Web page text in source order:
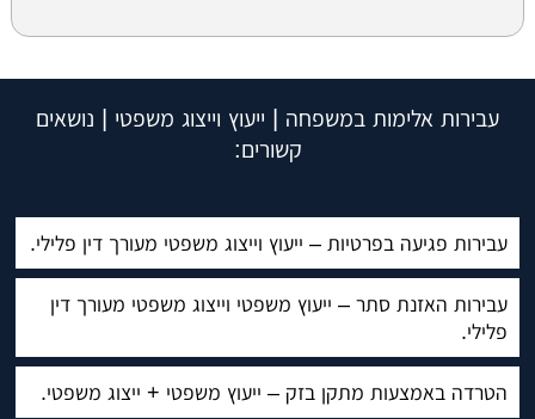
עבירות אלימות במשפחה | ייעוץ וייצוג משפטי | נושאים
קשורים:
עבירות פגיעה בפרטיות – ייעוץ וייצוג משפטי מעורך דין פלילי.
עבירות האזנת סתר – ייעוץ משפטי וייצוג משפטי מעורך דין
פלילי.
הטרדה באמצעות מתקן בזק – ייעוץ משפטי + ייצוג משפטי.